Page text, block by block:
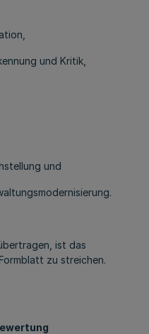
und Kritik,
und
ist das
zu streichen.